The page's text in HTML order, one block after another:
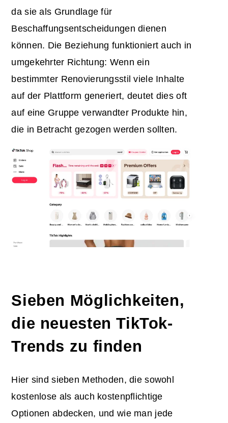
da sie als Grundlage für
Beschaffungsentscheidungen dienen
können. Die Beziehung funktioniert auch in
umgekehrter Richtung: Wenn ein
bestimmter Renovierungsstil viele Inhalte
auf der Plattform generiert, deutet dies oft
auf eine Gruppe verwandter Produkte hin,
die in Betracht gezogen werden sollten.
Sieben Möglichkeiten,
die neuesten TikTok-
Trends zu finden
Hier sind sieben Methoden, die sowohl
kostenlose als auch kostenpflichtige
Optionen abdecken, und wie man jede